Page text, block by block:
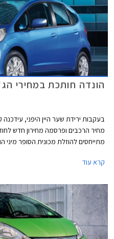
הונדה חותכת במחירי
בעקבות ירידת שער היין היפני,
מחיר הרכבים ופרסמה מחירון חדש
מתייחסים להוזלת מכונית הסופר מיני
קרא עוד